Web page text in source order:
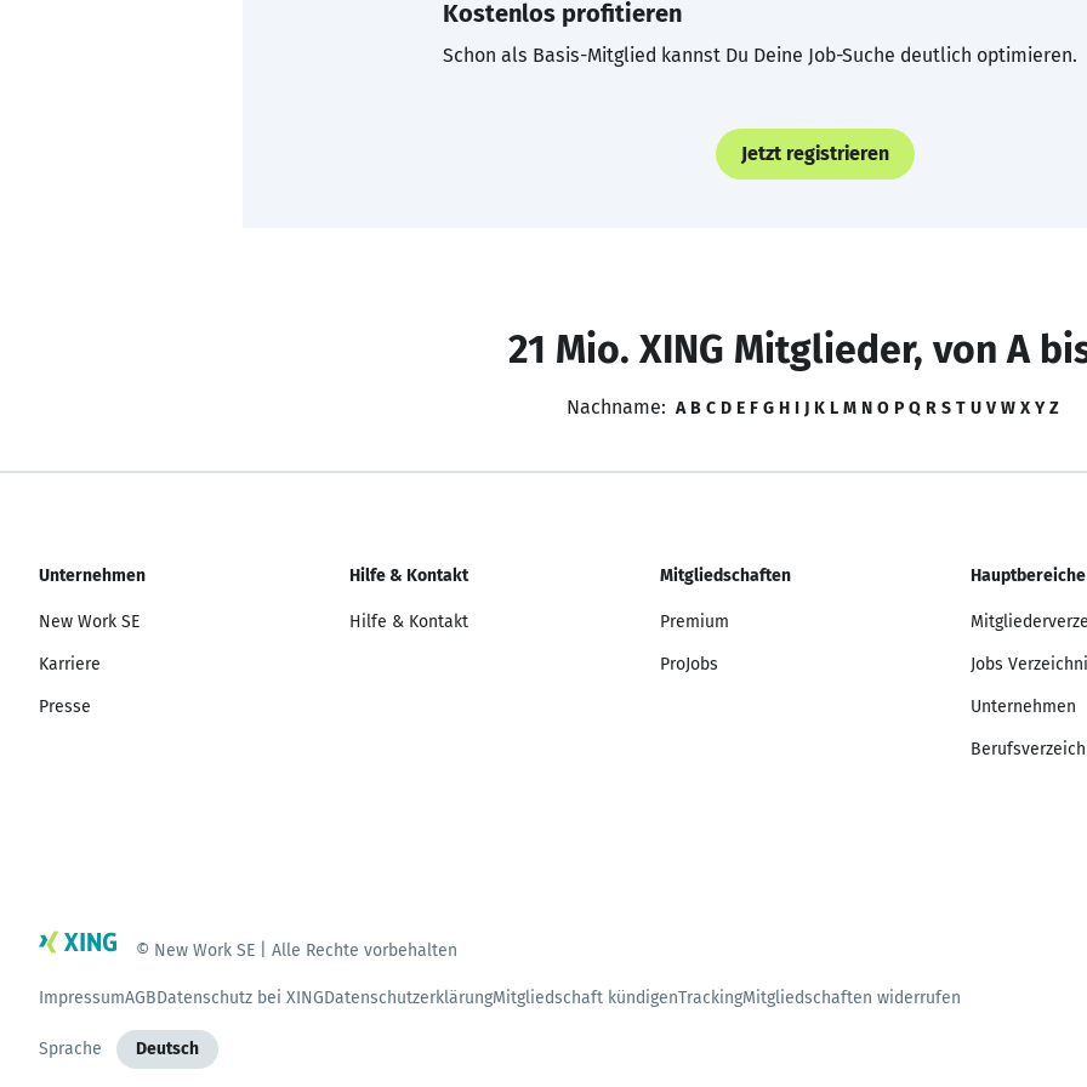
Kostenlos profitieren
Schon als Basis-Mitglied kannst Du Deine Job-Suche deutlich optimieren.
Jetzt registrieren
21 Mio. XING Mitglieder, von A
Nachname: A B C D E F G H I J K L M N O P Q R S T U V W X Y Z
Unternehmen
New Work SE
Karriere
Presse
Hilfe & Kontakt
Hilfe & Kontakt
Mitgliedschaften
Premium
ProJobs
Hauptbereiche
Jobs
Unternehmen
© New Work SE | Alle Rechte vorbehalten
ImpressumAGBDatenschutz bei XINGDatenschutzerklärungMitgliedschaft kündigenTrackingMitgliedschaften widerrufen
Sprache Deutsch